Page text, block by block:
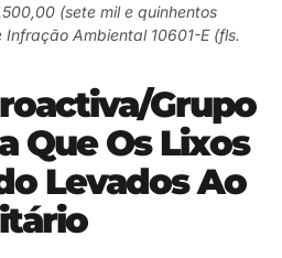
(sete mil e quinhentos
Ambiental 10601-E (fls.
Grupo
Que Os Lixos
Levados Ao